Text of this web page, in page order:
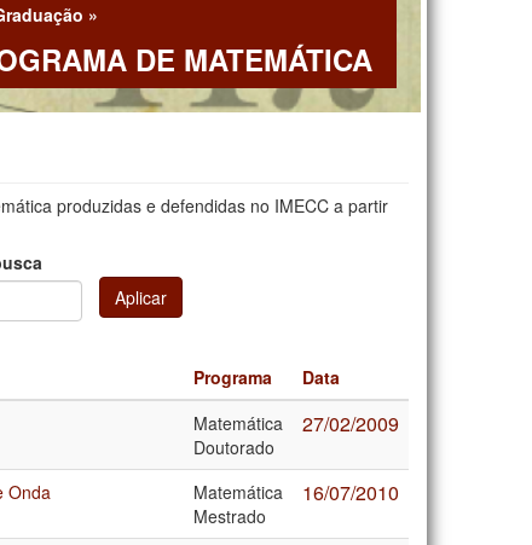
»
DE MATEMÁTICA
produzidas e defendidas no IMECC a partir
Aplicar
Programa
Data
Matemática
Doutorado
27/02/2009
Onda
Matemática
Mestrado
16/07/2010